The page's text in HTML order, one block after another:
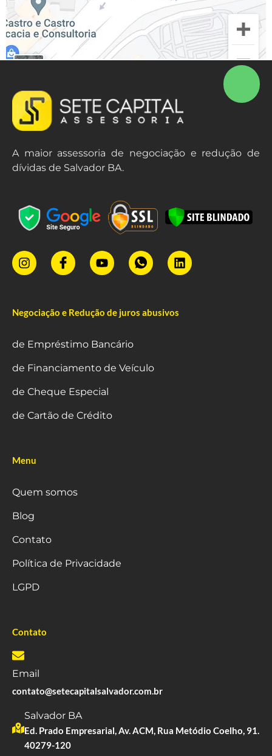
A maior assessoria de negociação e redução de
dívidas de Salvador BA.
Negociação e Redução de juros abusivos
de Empréstimo Bancário
de Financiamento de Veículo
de Cheque Especial
de Cartão de Crédito
Menu
Quem somos
Blog
Contato
Política de Privacidade
LGPD
Contato
Email
contato@setecapitalsalvador.com.br
Salvador BA
Ed. Prado Empresarial, Av. ACM, Rua Metódio Coelho, 91.
40279-120